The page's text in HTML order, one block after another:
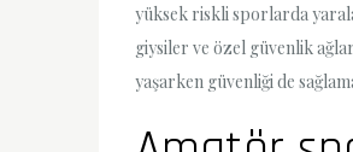
yüksek riskli sporlarda
giysiler ve özel güvenlik
yaşarken güvenliği de